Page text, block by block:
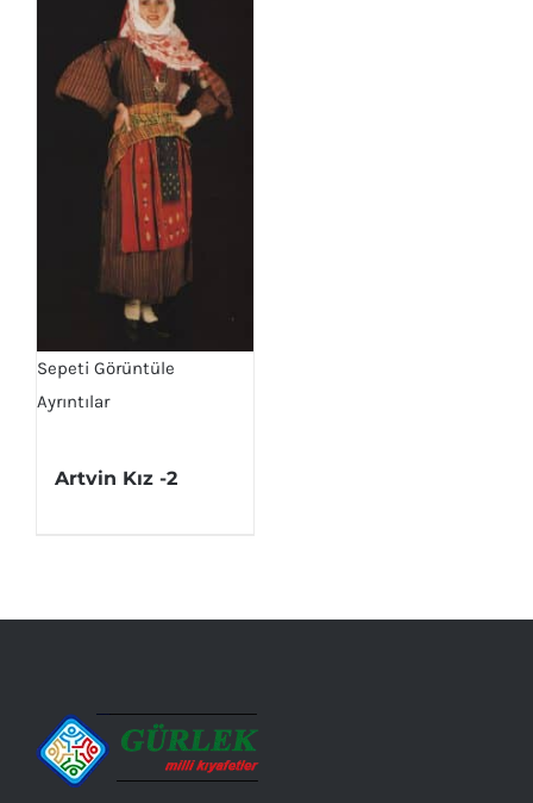
Sepeti Görüntüle
Ayrıntılar
Artvin Kız -2